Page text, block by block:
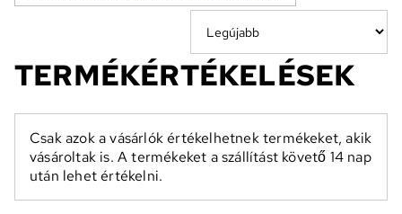
TERMÉKÉRTÉKELÉSEK
Csak azok a vásárlók értékelhetnek termékeket, akik
vásároltak is. A termékeket a szállítást követő 14 nap
után lehet értékelni.